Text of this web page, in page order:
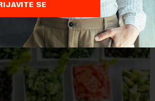
kamiona nedeljom.Najvažnija
ima najniži vodo...
SE